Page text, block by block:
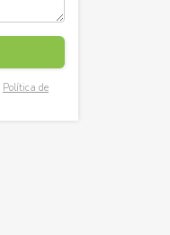
Política de